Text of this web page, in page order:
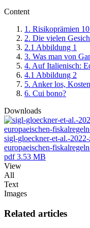
Content
1. Risikoprämien
2. Die vielen
2.1 Abbildung 1
3. Was man von
4. Auf Italienisch:
4.1 Abbildung 2
5. Anker los,
6. Cui bono?
Downloads
sigl-gloeckner-et-al.-
europaeischen-
pdf 3.53 MB
View
All
Text
Images
Related articles